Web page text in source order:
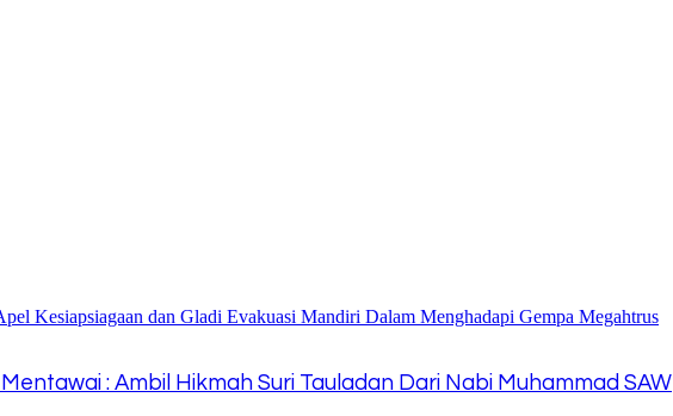
Mentawai : Ambil Hikmah Suri Tauladan Dari Nabi Muhammad SAW